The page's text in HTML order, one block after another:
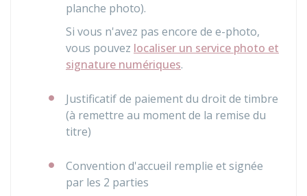
planche photo).
Si vous n'avez pas encore de e-photo,
vous pouvez localiser un service photo et
signature numériques.
Justificatif de paiement du droit de timbre
(à remettre au moment de la remise du
titre)
Convention d'accueil remplie et signée
par les 2 parties